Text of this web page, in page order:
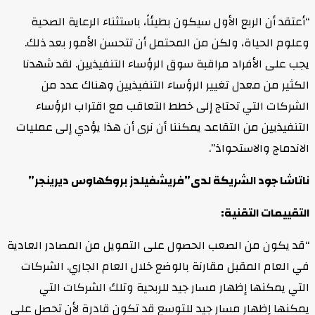
“أعتقد أن الربع الأول سيكون بطيئاً، باستثناء الرعاية الصحية
وعلوم الحياة، ولكن من المحتمل أن تتحسن الأمور بعد ذلك.
يجب على الأفراد مراقبة سوق الرؤساء التنفيذيين. لقد شهدنا
الكثير من معدل تغيير الرؤساء التنفيذيين وهناك عدد من
الشركات التي تحتاج إلى خطط التعاقب مع اقتراب الرؤساء
التنفيذيين من التقاعد. يمكننا أن نرى أن هذا يؤدي إلى عمليات
الاندماج والاستحواذ”.
ناتاشا جود الشريكة لدى”فريشفيلدز بروكهاوس ديرينجر”
التقييمات التقنية:
“قد يكون من الصعب الحصول على التمويل من المصادر العادية
في العام المقبل مقارنة بالوضع خلال العام الجاري. الشركات
التي يمكنها إظهار مسار جيد للربحية وتلك الشركات التي
يمكنها إظهار مسار جيد للتوسع قد تكون قادرة لأن تحصل على